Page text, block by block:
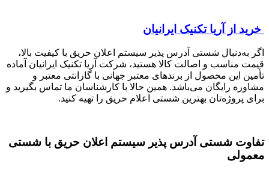
خرید از آریا تکنیک ایرانیان
اگر به‌دنبال شستی آدرس پذیر سیستم اعلان حریق با کیفیت بالا،
قیمت مناسب و اصالت کالا هستید، شرکت آریا تکنیک ایرانیان آماده
تأمین این محصول از برندهای معتبر جهانی با گارانتی معتبر و
مشاوره رایگان می‌باشد. همین حالا با کارشناسان ما تماس بگیرید و
برای پروژه‌تان بهترین شستی اعلام حریق را تهیه کنید.
تفاوت شستی آدرس پذیر سیستم اعلان حریق با شستی
معمولی